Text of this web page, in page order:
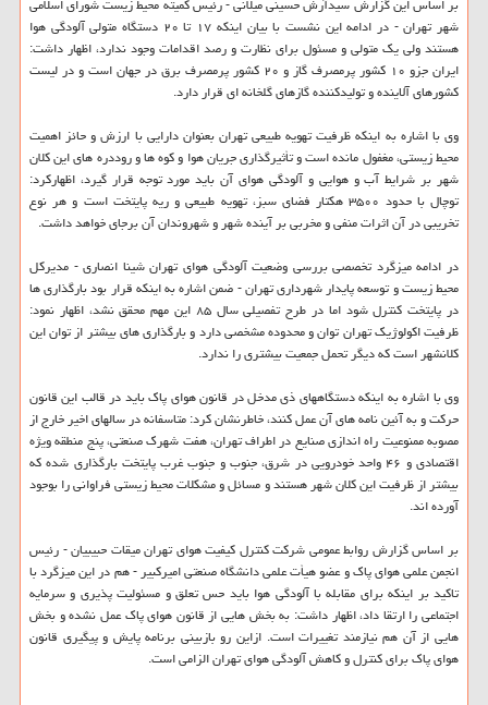
شهر تهران - در ادامه این نشست با بیان اینکه ۱۷ تا ۲۰ دستگاه متولی آلودگی هوا
هستند ولی یک متولی و مسئول برای نظارت و رصد اقدامات وجود ندارد، اظهار داشت:
ایران جزو ۱۰ کشور پرمصرف گاز و ۲۰ کشور پرمصرف برق در جهان است و در لیست
کشورهای آلاینده و تولیدکننده گازهای گلخانه ای قرار دارد.
وی با اشاره به اینکه ظرفیت تهویه طبیعی تهران بعنوان دارایی با ارزش و حائز اهمیت
محیط زیستی، مغفول مانده است و تأثیرگذاری جریان هوا و کوه ها و روددره های این کلان
شهر بر شرایط آب و هوایی و آلودگی هوای آن باید مورد توجه قرار گیرد، اظهارکرد:
توچال با حدود ۳۵۰۰ هکتار فضای سبز، تهویه طبیعی و ریه پایتخت است و هر نوع
تخریبی در آن اثرات منفی و مخربی بر آینده شهر و شهروندان آن برجای خواهد داشت.
در ادامه میزگرد تخصصی بررسی وضعیت آلودگی هوای تهران شینا انصاری - مدیرکل
محیط زیست و توسعه پایدار شهرداری تهران - ضمن اشاره به اینکه قرار بود بارگذاری ها
در پایتخت کنترل شود اما در طرح تفصیلی سال ۸۵ این مهم محقق نشد، اظهار نمود:
ظرفیت اکولوژیک تهران توان و محدوده مشخصی دارد و بارگذاری های بیشتر از توان این
کلانشهر است که دیگر تحمل جمعیت بیشتری را ندارد.
وی با اشاره به اینکه دستگاههای ذی مدخل در قانون هوای پاک باید در قالب این قانون
حرکت و به آئین نامه های آن عمل کنند، خاطرنشان کرد: متاسفانه در سالهای اخیر خارج از
مصوبه ممنوعیت راه اندازی صنایع در اطراف تهران، هفت شهرک صنعتی، پنج منطقه ویژه
اقتصادی و ۴۶ واحد خودرویی در شرق، جنوب و جنوب غرب پایتخت بارگذاری شده که
بیشتر از ظرفیت این کلان شهر هستند و مسائل و مشکلات محیط زیستی فراوانی را بوجود
آورده اند.
بر اساس گزارش روابط عمومی شرکت کنترل کیفیت هوای تهران میقات حبیبیان - رئیس
انجمن علمی هوای پاک و عضو هیأت علمی دانشگاه صنعتی امیرکبیر - هم در این میزگرد با
تاکید بر اینکه برای مقابله با آلودگی هوا باید حس تعلق و مسئولیت پذیری و سرمایه
اجتماعی را ارتقا داد، اظهار داشت: به بخش هایی از قانون هوای پاک عمل نشده و بخش
هایی از آن هم نیازمند تغییرات است. ازاین رو بازبینی برنامه پایش و پیگیری قانون
هوای پاک برای کنترل و کاهش آلودگی هوای تهران الزامی است.